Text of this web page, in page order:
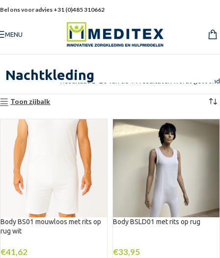
Bel ons voor advies +31 (0)485 310662
MENU
NachtkledingResultaat 1–20 van de 44 resultaten wordt getoond
Toon zijbalk
Body BS01 mouwloos met rits op
rug wit
€41,62
Body BSLD01 met rits op rug
€33,95